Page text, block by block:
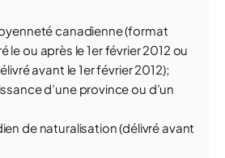
canadienne (format
le ou après le 1er février 2012 ou
avant le 1er février 2012);
d’une province ou d’un
de naturalisation (délivré avant